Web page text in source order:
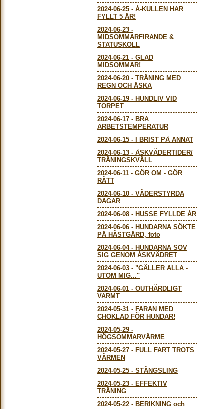
2024-06-25 - Å-KULLEN HAR
FYLLT 5 ÅR!
2024-06-23 -
MIDSOMMARFIRANDE &
STATUSKOLL
2024-06-21 - GLAD
MIDSOMMAR!
2024-06-20 - TRÄNING MED
REGN OCH ÅSKA
2024-06-19 - HUNDLIV VID
TORPET
2024-06-17 - BRA
ARBETSTEMPERATUR
2024-06-15 -
I BRIST PÅ ANNAT
2024-06-13 - ÅSKVÄDERTIDER/
TRÄNINGSKVÄLL
2024-06-11 - GÖR OM - GÖR
RÄTT
2024-06-10 - VÄDERSTYRDA
DAGAR
2024-06-08 - HUSSE FYLLDE ÅR
2024-06-06 - HUNDARNA SÖKTE
PÅ HÄSTGÅRD, foto
2024-06-04- HUNDARNA SOV
SIG GENOM ÅSKVÄDRET
2024-06-03 - "GÄLLER ALLA -
UTOM MIG..."
2024-06-01 - OUTHÄRDLIGT
VARMT
2024-05-31 - FARAN MED
CHOKLAD FÖR HUNDAR!
2024-05-29 -
HÖGSOMMARVÄRME
2024-05-27 - FULL FART TROTS
VÄRMEN
2024-05-25 - STÄNGSLING
2024-05-23 - EFFEKTIV
TRÄNING
2024-05-22 - BERIKNING och